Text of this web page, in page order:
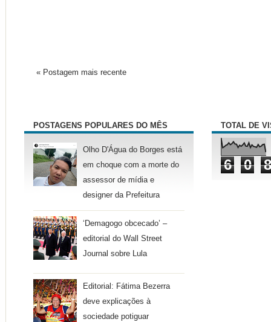
« Postagem mais recente
POSTAGENS POPULARES DO MÊS
Olho D'Água do Borges está
em choque com a morte do
assessor de mídia e
designer da Prefeitura
‘Demagogo obcecado’ –
editorial do Wall Street
Journal sobre Lula
Editorial: Fátima Bezerra
deve explicações à
sociedade potiguar
TOTAL DE
6 0 8